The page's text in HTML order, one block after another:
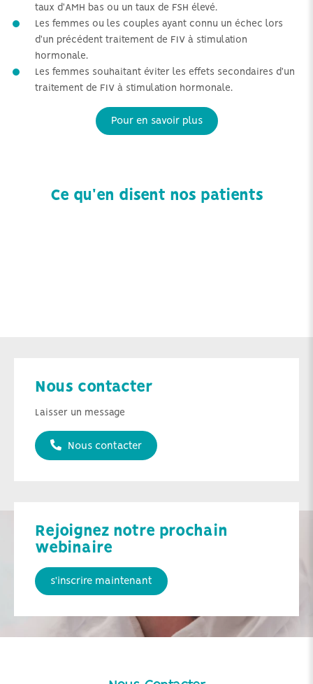
taux d'AMH bas ou un taux de FSH élevé.
Les femmes ou les couples ayant connu un échec lors
d'un précédent traitement de FIV à stimulation
hormonale.
Les femmes souhaitant éviter les effets secondaires d'un
traitement de FIV à stimulation hormonale.
Pour en savoir plus
Ce qu'en disent nos patients
Nous contacter
Laisser un message
Nous contacter
Rejoignez notre prochain
webinaire
s'inscrire maintenant